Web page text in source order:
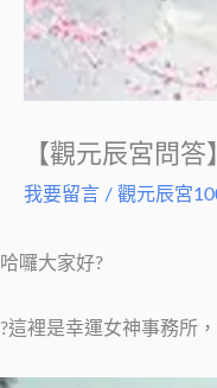
【觀元辰宮問
我要留言 / 觀元辰宮
哈囉大家好?
?這裡是幸運女神事務所